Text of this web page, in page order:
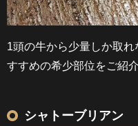
1頭の牛から少量しか取
すすめの希少部位をご紹介
シャトーブリアン